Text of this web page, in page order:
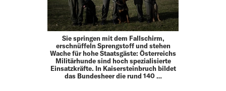
Sie springen mit dem Fallschirm,
erschnüffeln Sprengstoff und stehen
Wache für hohe Staatsgäste: Österreichs
Militär­hunde sind hoch spezialisierte
Einsatzkräfte. In Kaisersteinbruch bildet
das Bundesheer die rund 140 …